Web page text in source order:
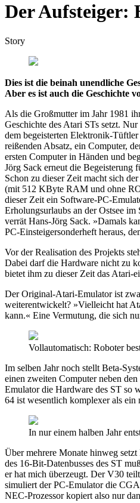
Der Aufsteiger:
Story
Dies ist die beinah unendliche
Aber es ist auch die Geschichte
Als die Großmutter im Jahr 1981
Geschichte des Atari STs setzt.
dem begeisterten Elektronik-
reißenden Absatz, ein Computer,
ersten Computer in Händen und
Jörg Sack erneut die Begeisterung
Schon zu dieser Zeit macht sich
(mit 512 KByte RAM und ohne
dieser Zeit ein Software-PC-
Erholungsurlaubs an der Ostsee
verrät Hans-Jörg Sack. »Damals
PC-Einsteigersonderheft heraus,
Vor der Realisation des Projekts
Dabei darf die Hardware nicht zu
bietet ihm zu dieser Zeit das Atari-
Der Original-Atari-Emulator ist
weiterentwickelt? »Vielleicht hat
kann.« Eine Vermutung, die sich
Vollautomatisch: Roboter
Im selben Jahr noch stellt Beta-
einen zweiten Computer neben
Emulator die Hardware des ST so
64 ist wesentlich komplexer als ein
In nur einem halben Jahr
Über mehrere Monate hinweg
des 16-Bit-Datenbusses des ST
er hat mich überzeugt. Der V30
simuliert der PC-Emulator die
NEC-Prozessor kopiert also nur